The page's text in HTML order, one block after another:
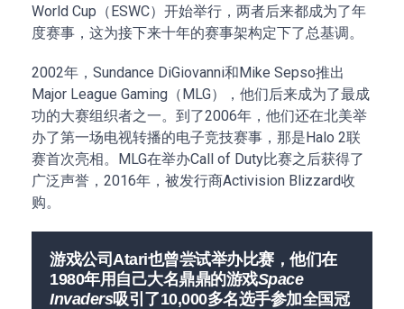
World Cup（ESWC）开始举行，两者后来都成为了年
度赛事，这为接下来十年的赛事架构定下了总基调。
2002年，Sundance DiGiovanni和Mike Sepso推出
Major League Gaming（MLG），他们后来成为了最成
功的大赛组织者之一。到了2006年，他们还在北美举
办了第一场电视转播的电子竞技赛事，那是Halo 2联
赛首次亮相。MLG在举办Call of Duty比赛之后获得了
广泛声誉，2016年，被发行商Activision Blizzard收
购。
游戏公司Atari也曾尝试举办比赛，他们在
1980年用自己大名鼎鼎的游戏Space
Invaders吸引了10,000多名选手参加全国冠